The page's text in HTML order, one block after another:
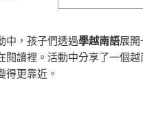
中，孩子們透過學越南語展
閱讀裡。活動中分享了一個
得更靠近。